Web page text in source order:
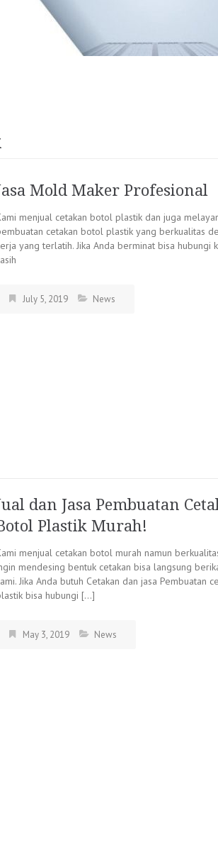
Mold Maker Profesional
menjual cetakan botol plastik dan juga
cetakan botol plastik yang berkualitas
yang terlatih. Jika Anda berminat bisa hubungi
July 5, 2019 News
dan Jasa Pembuatan
Plastik Murah!
menjual cetakan botol murah namun
mendesing bentuk cetakan bisa langsung
Jika Anda butuh Cetakan dan jasa Pembuatan
bisa hubungi […]
May 3, 2019 News